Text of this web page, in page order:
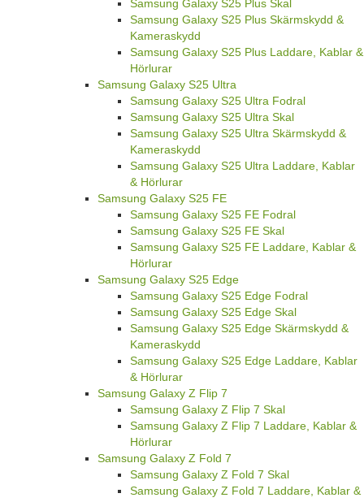
Samsung Galaxy S25 Plus Skal
Samsung Galaxy S25 Plus Skärmskydd &
Kameraskydd
Samsung Galaxy S25 Plus Laddare, Kablar &
Hörlurar
Samsung Galaxy S25 Ultra
Samsung Galaxy S25 Ultra Fodral
Samsung Galaxy S25 Ultra Skal
Samsung Galaxy S25 Ultra Skärmskydd &
Kameraskydd
Samsung Galaxy S25 Ultra Laddare, Kablar
& Hörlurar
Samsung Galaxy S25 FE
Samsung Galaxy S25 FE Fodral
Samsung Galaxy S25 FE Skal
Samsung Galaxy S25 FE Laddare, Kablar &
Hörlurar
Samsung Galaxy S25 Edge
Samsung Galaxy S25 Edge Fodral
Samsung Galaxy S25 Edge Skal
Samsung Galaxy S25 Edge Skärmskydd &
Kameraskydd
Samsung Galaxy S25 Edge Laddare, Kablar
& Hörlurar
Samsung Galaxy Z Flip 7
Samsung Galaxy Z Flip 7 Skal
Samsung Galaxy Z Flip 7 Laddare, Kablar &
Hörlurar
Samsung Galaxy Z Fold 7
Samsung Galaxy Z Fold 7 Skal
Samsung Galaxy Z Fold 7 Laddare, Kablar &